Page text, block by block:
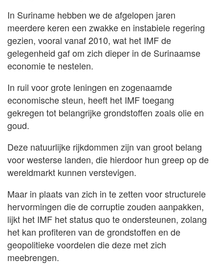
In Suriname hebben we de afgelopen jaren
meerdere keren een zwakke en instabiele regering
gezien, vooral vanaf 2010, wat het IMF de
gelegenheid gaf om zich dieper in de Surinaamse
economie te nestelen.
In ruil voor grote leningen en zogenaamde
economische steun, heeft het IMF toegang
gekregen tot belangrijke grondstoffen zoals olie en
goud.
Deze natuurlijke rijkdommen zijn van groot belang
voor westerse landen, die hierdoor hun greep op de
wereldmarkt kunnen verstevigen.
Maar in plaats van zich in te zetten voor structurele
hervormingen die de corruptie zouden aanpakken,
lijkt het IMF het status quo te ondersteunen, zolang
het kan profiteren van de grondstoffen en de
geopolitieke voordelen die deze met zich
meebrengen.